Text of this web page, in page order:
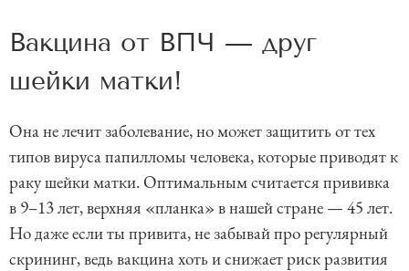
Вакцина от ВПЧ — друг
шейки матки!
Она не лечит заболевание, но может защитить от тех
типов вируса папилломы человека, которые приводят к
раку шейки матки. Оптимальным считается прививка
в 9–13 лет, верхняя «планка» в нашей стране — 45 лет.
Но даже если ты привита, не забывай про регулярный
скрининг, ведь вакцина хоть и снижает риск развития